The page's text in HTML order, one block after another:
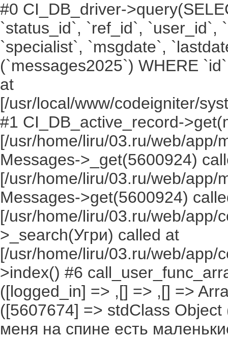
#0 CI_DB_driver-
`status_id`, `ref_id`, `user_id`,
`specialist`, `msgdate`,
(`messages2025`) WHERE
at
[/usr/local/www/codeigniter/
#1 CI_DB_active_record-
[/usr/home/liru/03.ru/web/app/
Messages->_get(5600924)
[/usr/home/liru/03.ru/web/app/
Messages->get(5600924)
[/usr/home/liru/03.ru/web/app/
>_search(Угри) called at
[/usr/home/liru/03.ru/web/app/
>index() #6
([logged_in] => ,[] => ,[] =>
([5607674] => stdClass
меня на спине есть